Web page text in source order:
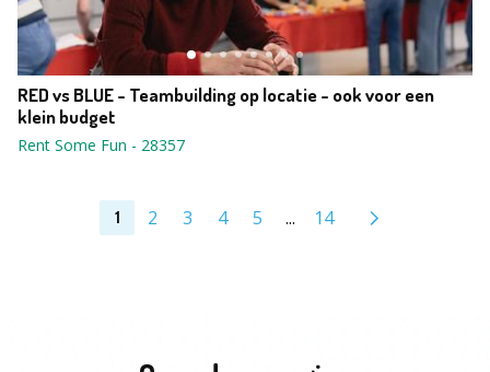
RED vs BLUE - Teambuilding op locatie - ook voor een
klein budget
Rent Some Fun - 28357
1 2 3 4 5 ... 14